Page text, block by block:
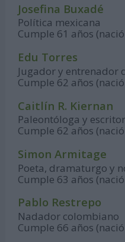
Josefina Buxadé
Política mexicana
Cumple 61 años
Edu Torres
Jugador y entrenador
Cumple 62 años
Caitlín R. Kiernan
Paleontóloga y
Cumple 62 años
Simon Armitage
Poeta, dramaturgo y
Cumple 63 años
Pablo Restrepo
Nadador colombiano
Cumple 66 años